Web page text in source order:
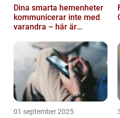
Dina smarta hemenheter
kommunicerar inte med
varandra – här är
01 september 2025